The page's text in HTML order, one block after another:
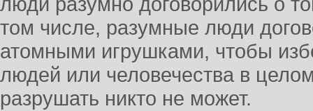
том числе, разумные люди
атомными игрушками, чтобы
людей или человечества в
разрушать никто не может.